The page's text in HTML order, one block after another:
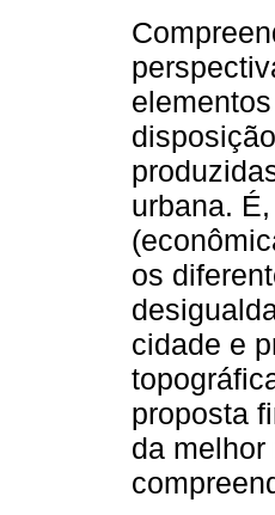
urbana.
os
cidade e
proposta
da